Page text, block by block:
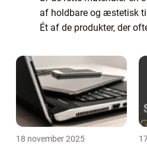
af holdbare og æstetisk
Ét af de produkter, der
MS...
18 november 2025